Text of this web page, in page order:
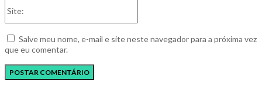
Salve meu nome, e-mail e site neste navegador para a próxima vez
que eu comentar.